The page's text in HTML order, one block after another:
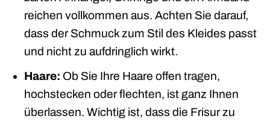
reichen vollkommen aus. Achten Sie darauf,
dass der Schmuck zum Stil des Kleides passt
und nicht zu aufdringlich wirkt.
Haare: Ob Sie Ihre Haare offen tragen,
hochstecken oder flechten, ist ganz Ihnen
überlassen. Wichtig ist, dass die Frisur zu